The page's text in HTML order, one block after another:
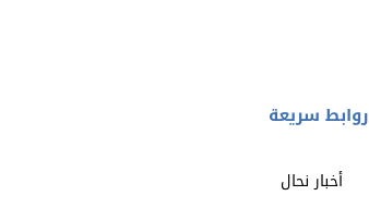
روابط سريعة
أخبار نحال